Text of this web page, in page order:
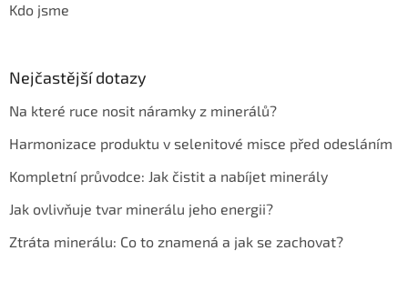
Kdo jsme
Nejčastější dotazy
Na které ruce nosit náramky z minerálů?
Harmonizace produktu v selenitové misce před odesláním
Kompletní průvodce: Jak čistit a nabíjet minerály
Jak ovlivňuje tvar minerálu jeho energii?
Ztráta minerálu: Co to znamená a jak se zachovat?